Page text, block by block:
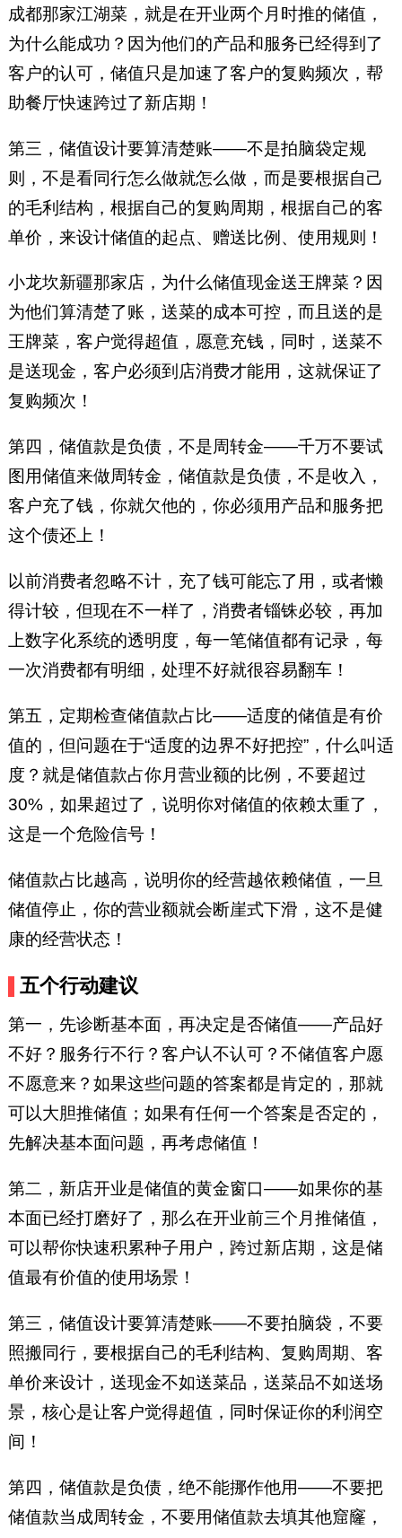
成都那家江湖菜，就是在开业两个月时推的储值，
为什么能成功？因为他们的产品和服务已经得到了
客户的认可，储值只是加速了客户的复购频次，帮
助餐厅快速跨过了新店期！
第三，储值设计要算清楚账——不是拍脑袋定规
则，不是看同行怎么做就怎么做，而是要根据自己
的毛利结构，根据自己的复购周期，根据自己的客
单价，来设计储值的起点、赠送比例、使用规则！
小龙坎新疆那家店，为什么储值现金送王牌菜？因
为他们算清楚了账，送菜的成本可控，而且送的是
王牌菜，客户觉得超值，愿意充钱，同时，送菜不
是送现金，客户必须到店消费才能用，这就保证了
复购频次！
第四，储值款是负债，不是周转金——千万不要试
图用储值来做周转金，储值款是负债，不是收入，
客户充了钱，你就欠他的，你必须用产品和服务把
这个债还上！
以前消费者忽略不计，充了钱可能忘了用，或者懒
得计较，但现在不一样了，消费者锱铢必较，再加
上数字化系统的透明度，每一笔储值都有记录，每
一次消费都有明细，处理不好就很容易翻车！
第五，定期检查储值款占比——适度的储值是有价
值的，但问题在于“适度的边界不好把控”，什么叫适
度？就是储值款占你月营业额的比例，不要超过
30%，如果超过了，说明你对储值的依赖太重了，
这是一个危险信号！
储值款占比越高，说明你的经营越依赖储值，一旦
储值停止，你的营业额就会断崖式下滑，这不是健
康的经营状态！
五个行动建议
第一，先诊断基本面，再决定是否储值——产品好
不好？服务行不行？客户认不认可？不储值客户愿
不愿意来？如果这些问题的答案都是肯定的，那就
可以大胆推储值；如果有任何一个答案是否定的，
先解决基本面问题，再考虑储值！
第二，新店开业是储值的黄金窗口——如果你的基
本面已经打磨好了，那么在开业前三个月推储值，
可以帮你快速积累种子用户，跨过新店期，这是储
值最有价值的使用场景！
第三，储值设计要算清楚账——不要拍脑袋，不要
照搬同行，要根据自己的毛利结构、复购周期、客
单价来设计，送现金不如送菜品，送菜品不如送场
景，核心是让客户觉得超值，同时保证你的利润空
间！
第四，储值款是负债，绝不能挪作他用——不要把
储值款当成周转金，不要用储值款去填其他窟窿，